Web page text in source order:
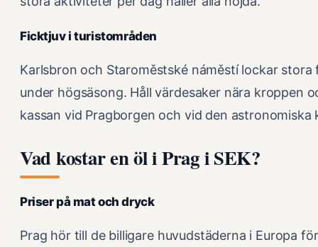
Ficktjuv i turistområden
Karlsbron och Staroměstské náměstí lockar
under högsäsong. Håll värdesaker nära kroppen
kassan vid Pragborgen och vid den astronomiska
Vad kostar en öl i Prag i SEK?
Priser på mat och dryck
Prag hör till de billigare huvudstäderna i Europa